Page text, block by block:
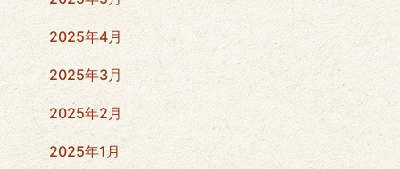
2025年4月
2025年3月
2025年2月
2025年1月